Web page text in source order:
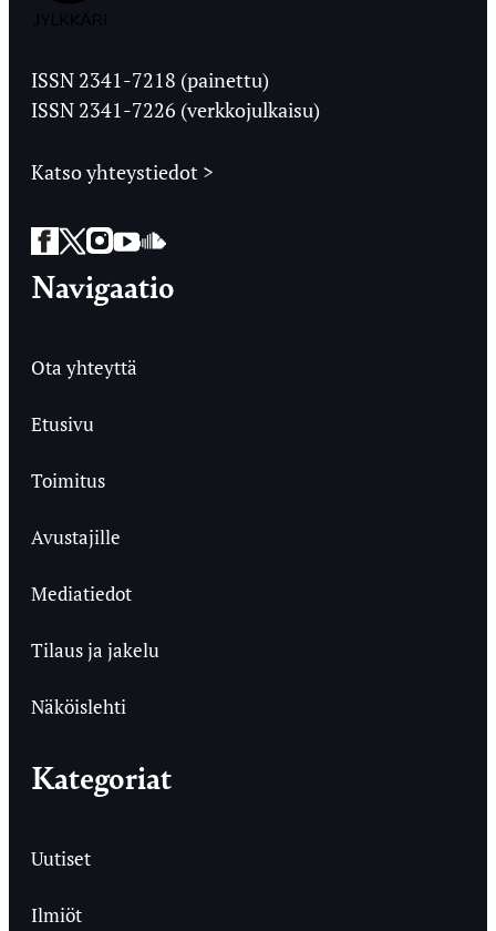
Ylioppilaslehti
ISSN 2341-7218 (painettu)
ISSN 2341-7226 (verkkojulkaisu)
Katso yhteystiedot >
Facebook
Twitter
Instagram
YouTube
SoundCloud
Navigaatio
Ota yhteyttä
Etusivu
Toimitus
Avustajille
Mediatiedot
Tilaus ja jakelu
Näköislehti
Kategoriat
Uutiset
Ilmiöt